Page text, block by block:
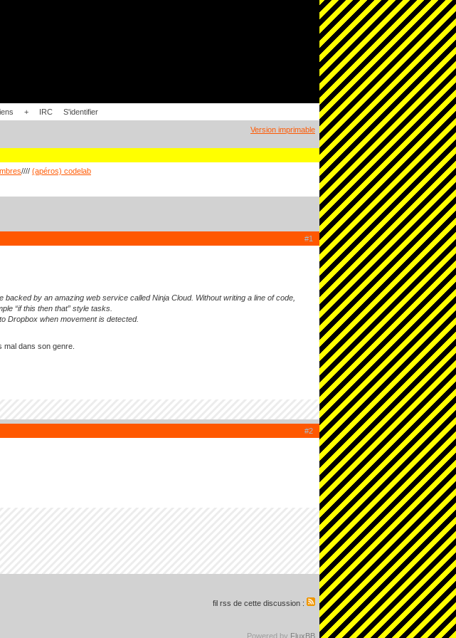
+ IRC S'identifier
Version imprimable
//// (apéros) codelab
#1
by an amazing web service called Ninja Cloud. Without writing a line of code,
“if this then that” style tasks.
Dropbox when movement is detected.
dans son genre.
#2
fil rss de cette discussion :
Powered by FluxBB